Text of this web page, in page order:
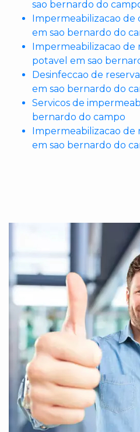
sao bernardo do
Impermeabilizacao de
em sao bernardo do
Impermeabilizacao de
potavel em sao
Desinfeccao de
em sao bernardo do
Servicos de
bernardo do campo
Impermeabilizacao de
em sao bernardo do